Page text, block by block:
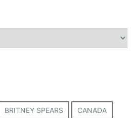
BRITNEY SPEARS CANADA